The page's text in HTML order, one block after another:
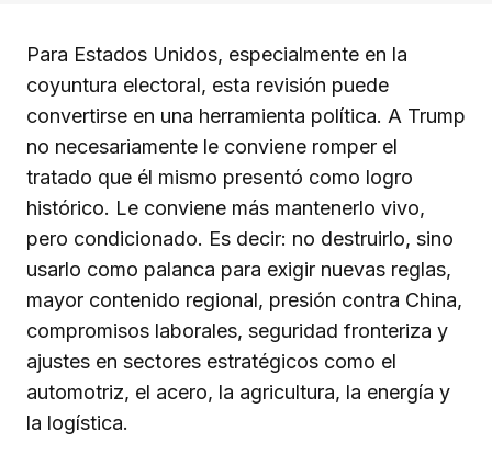
Para Estados Unidos, especialmente en la
coyuntura electoral, esta revisión puede
convertirse en una herramienta política. A Trump
no necesariamente le conviene romper el
tratado que él mismo presentó como logro
histórico. Le conviene más mantenerlo vivo,
pero condicionado. Es decir: no destruirlo, sino
usarlo como palanca para exigir nuevas reglas,
mayor contenido regional, presión contra China,
compromisos laborales, seguridad fronteriza y
ajustes en sectores estratégicos como el
automotriz, el acero, la agricultura, la energía y
la logística.